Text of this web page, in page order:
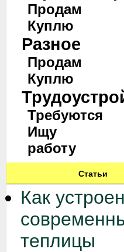
Продам
Куплю
Разное
Продам
Куплю
Требуются
Ищу
работу
Статьи
Как
теплицы